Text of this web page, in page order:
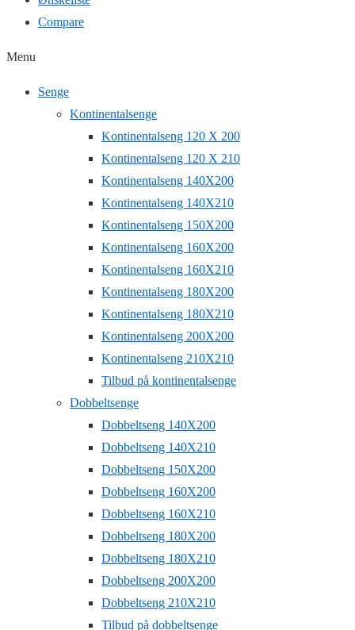
Compare
Menu
Senge
Kontinentalsenge
Kontinentalseng 120 X 200
Kontinentalseng 120 X 210
Kontinentalseng 140X200
Kontinentalseng 140X210
Kontinentalseng 150X200
Kontinentalseng 160X200
Kontinentalseng 160X210
Kontinentalseng 180X200
Kontinentalseng 180X210
Kontinentalseng 200X200
Kontinentalseng 210X210
Tilbud på kontinentalsenge
Dobbeltsenge
Dobbeltseng 140X200
Dobbeltseng 140X210
Dobbeltseng 150X200
Dobbeltseng 160X200
Dobbeltseng 160X210
Dobbeltseng 180X200
Dobbeltseng 180X210
Dobbeltseng 200X200
Dobbeltseng 210X210
Tilbud på dobbeltsenge